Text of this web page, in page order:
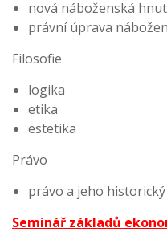
nová náboženská
právní úprava
Filosofie
logika
etika
estetika
Právo
právo a jeho
Seminář základů